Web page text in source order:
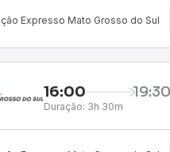
Expresso Mato Grosso do Sul
16:00 19:30
Duração: 3h 30m